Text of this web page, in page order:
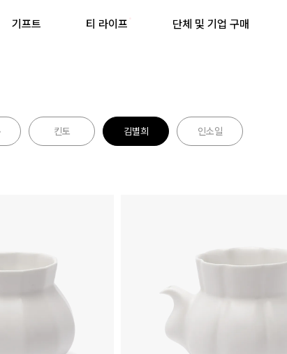
기프트 티 라이프 단체 및 기업 구매
킨토 김별희 인소일